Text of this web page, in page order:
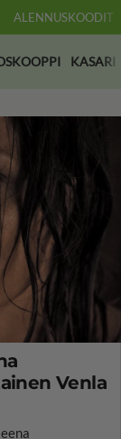
ALENNUSKOODIT
KASARI
Venla